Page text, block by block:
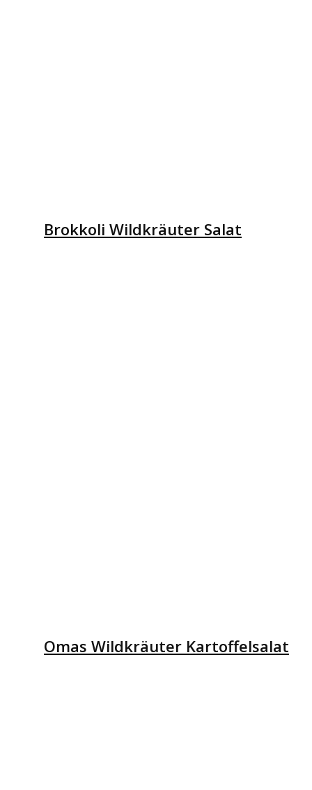
Brokkoli Wildkräuter Salat
Omas Wildkräuter Kartoffelsalat